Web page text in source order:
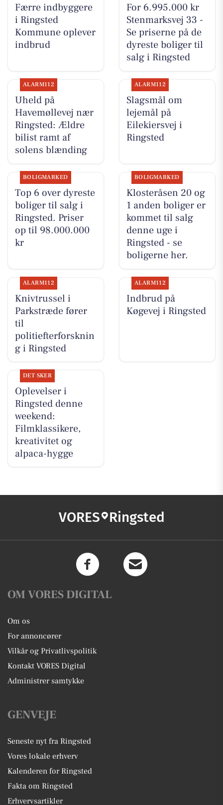
Færre indbyggere
i Ringsted
Kommune oplever
indbrud
For 6.995.000 kr
Stenmarksvej 33 -
Se priserne på de
dyreste boliger til
salg i Ringsted
ALARM112
Uheld på
Havemøllevej nær
Ringsted: Ældre
bilist ramt af
solens blænding
ALARM112
Slagsmål om
lejemål på
Eilekiersvej i
Ringsted
BOLIGMARKED
Top 6 over dyreste
boliger til salg i
Ringsted. Priser
op til 98.000.000
kr
BOLIGMARKED
Klosteråsen 20 og
1 anden boliger er
kommet til salg
denne uge i
Ringsted - se
boligerne her.
ALARM112
Knivtrussel i
Parkstræde fører
til
politiefterforsknin
g i Ringsted
ALARM112
Indbrud på
Køgevej i Ringsted
DET SKER
Oplevelser i
Ringsted denne
weekend:
Filmklassikere,
kreativitet og
alpaca-hygge
VORES Ringsted
OM VORES DIGITAL
Om os
For annoncører
Vilkår og Privatlivspolitik
Kontakt VORES Digital
Administrer samtykke
GENVEJE
Seneste nyt fra Ringsted
Vores lokale erhverv
Kalenderen for Ringsted
Fakta om Ringsted
Erhvervsartikler